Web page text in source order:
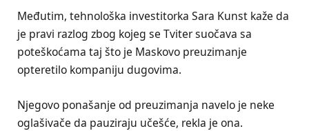
Međutim, tehnološka investitorka Sara Kunst kaže da
je pravi razlog zbog kojeg se Tviter suočava sa
poteškoćama taj što je Maskovo preuzimanje
opteretilo kompaniju dugovima.
Njegovo ponašanje od preuzimanja navelo je neke
oglašivače da pauziraju učešće, rekla je ona.